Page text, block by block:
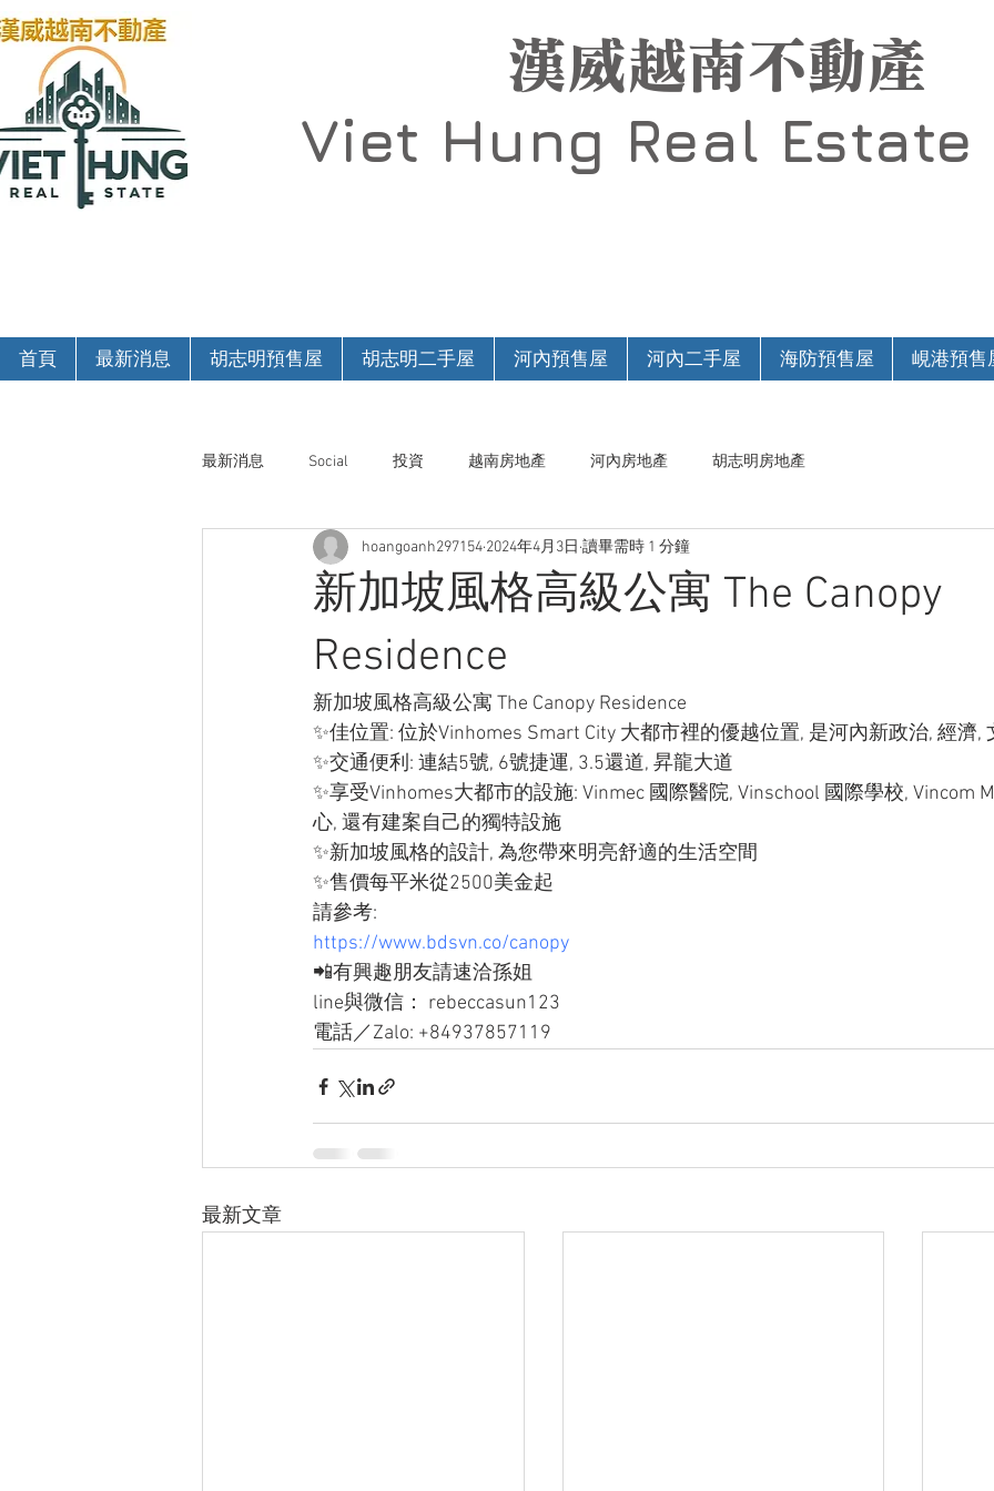
漢威越南不動產
Viet Hung Real Estate
首頁 最新消息 胡志明預售屋 胡志明二手屋 河內預售屋 河內二手屋 海防預售屋 峴港預售
最新消息 Social 投資 越南房地產 河內房地產 胡志明房地產
新加坡風格高級公寓 The Canopy
Residence
hoangoanh297154 2024年4月3日 讀畢需時 1 分鐘
新加坡風格高級公寓 The Canopy Residence
✨佳位置: 位於Vinhomes Smart City 大都市裡的優越位置, 是河內新政治, 經濟,
✨交通便利: 連結5號, 6號捷運, 3.5還道, 昇龍大道
✨享受Vinhomes大都市的設施: Vinmec 國際醫院, Vinschool 國際學校, Vincom
心, 還有建案自己的獨特設施
✨新加坡風格的設計, 為您帶來明亮舒適的生活空間
✨售價每平米從2500美金起
請參考:
https://www.bdsvn.co/canopy
📲有興趣朋友請速洽孫姐
line與微信： rebeccasun123
電話／Zalo: +84937857119
最新文章